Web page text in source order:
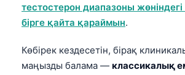
тестостерон диапазоны
бірге қайта қараймын.
Көбірек кездесетін, бірақ
маңызды балама — классикалық